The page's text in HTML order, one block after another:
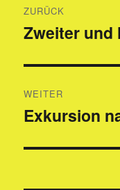
ZURÜCK
Vorheriger
Zweiter und
WEITER
Nächster
Exkursion